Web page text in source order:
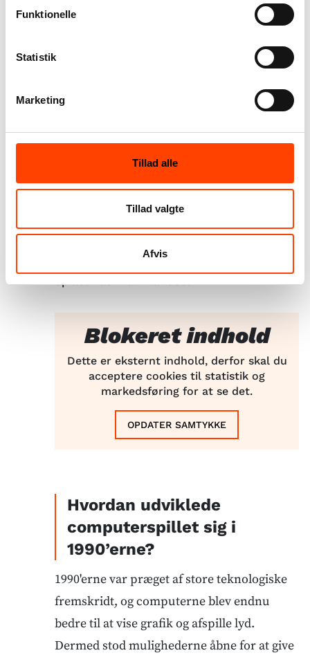
Funktionelle
Statistik
Marketing
Tillad alle
Tillad valgte
Afvis
sit eget virtuelle bysamfund op fra bunden
institutioner, arbejdspladser og parkanlæg
til byens borgere. Både ”Super Mario Bros.”
og ”SimCity” er siden deres 80’er fødsel
kommet i flere og mere avancerede
versioner og er stadig populære.
Pac-Man Original (Arcade
Blokeret indhold
Dette er eksternt indhold, derfor skal du
acceptere cookies til statistik og
markedsføring for at se det.
OPDATER SAMTYKKE
Hvordan udviklede
computerspillet sig i
1990’erne?
1990'erne var præget af store teknologiske
fremskridt, og computerne blev endnu
bedre til at vise grafik og afspille lyd.
Dermed stod mulighederne åbne for at give